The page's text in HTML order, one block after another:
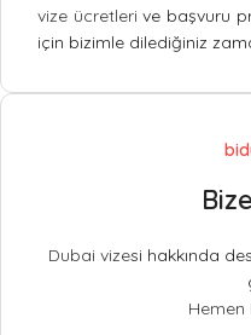
vize ücretleri ve başvuru
için bizimle dilediğiniz
Dubai vizesi hakkında
Hemen